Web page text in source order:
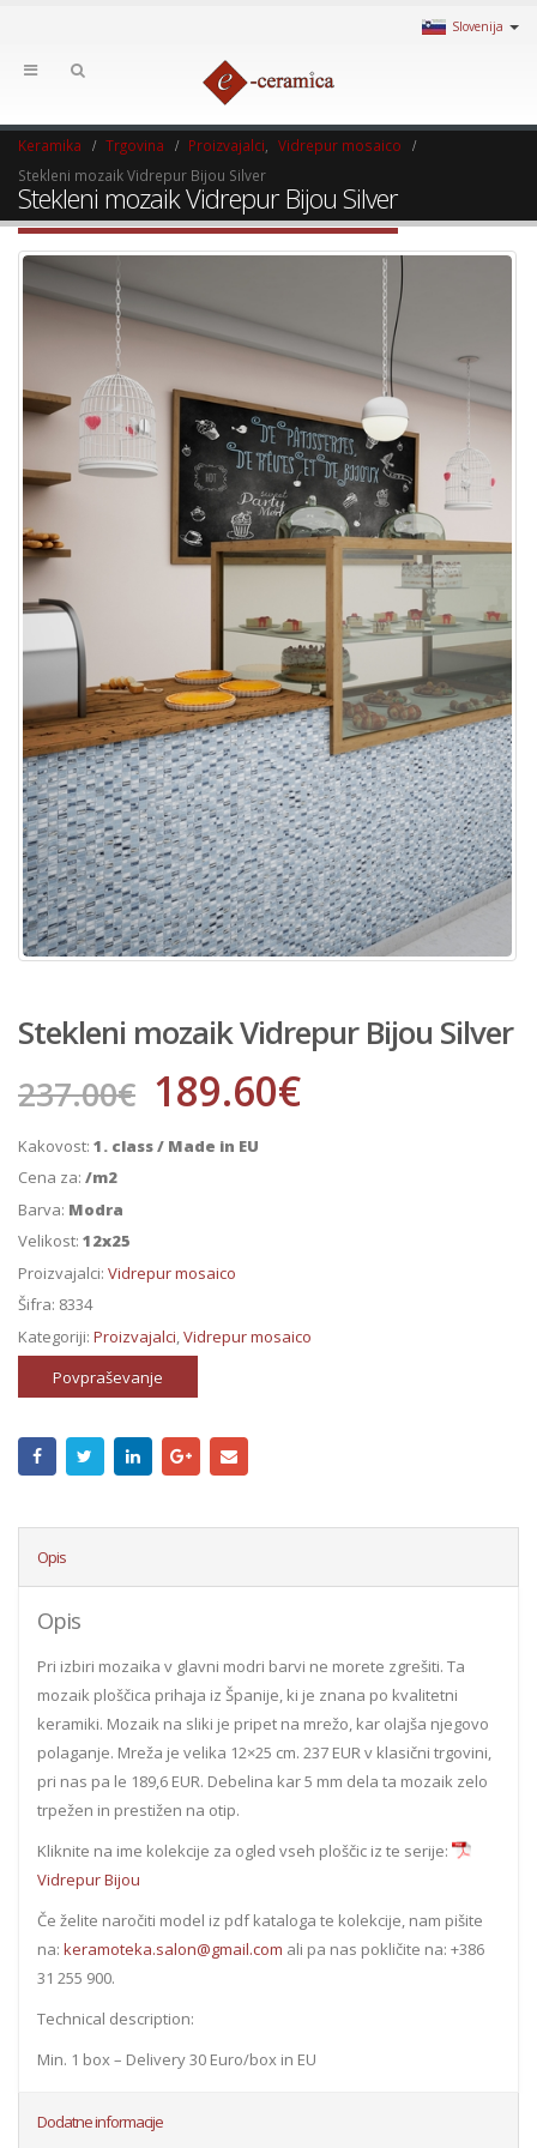
Slovenija
Keramika Trgovina Proizvajalci
Vidrepur mosaico
Stekleni mozaik Vidrepur Bijou Silver
Stekleni mozaik Vidrepur Bijou Silver
Stekleni mozaik Vidrepur Bijou Silver
237.00€ 189.60€
Kakovost: 1. class / Made in EU
Cena za: /m2
Barva: Modra
Velikost: 12x25
Proizvajalci: Vidrepur mosaico
Šifra: 8334
Kategoriji: Proizvajalci,Vidrepur mosaico
Povpraševanje
Opis
Opis
Pri izbiri mozaika v glavni modri barvi ne morete zgrešiti. Ta
mozaik ploščica prihaja iz Španije, ki je znana po kvalitetni
keramiki. Mozaik na sliki je pripet na mrežo, kar olajša njegovo
polaganje. Mreža je velika 12×25 cm. 237 EUR v klasični trgovini,
pri nas pa le 189,6 EUR. Debelina kar 5 mm dela ta mozaik zelo
trpežen in prestižen na otip.
Kliknite na ime kolekcije za ogled vseh ploščic iz te serije:
Vidrepur Bijou
Če želite naročiti model iz pdf kataloga te kolekcije, nam pišite
na: keramoteka.salon@gmail.com ali pa nas pokličite na: +386
31 255 900.
Technical description:
Min. 1 box – Delivery 30 Euro/box in EU
Dodatne informacije